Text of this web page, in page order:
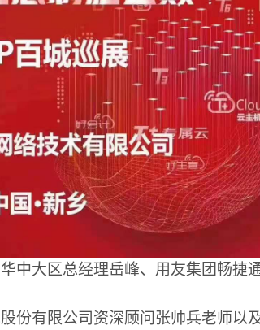
中大区总经理岳峰、用友集团畅捷
份有限公司资深顾问张帅兵老师以